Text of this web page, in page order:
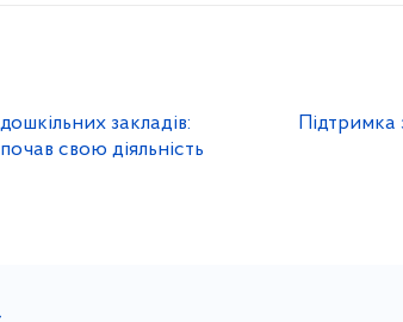
закладів:
свою діяльність